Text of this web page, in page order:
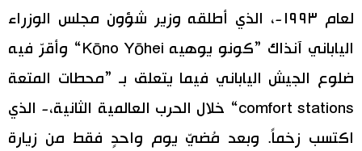
لعام ١٩٩٣-، الذي أطلقه وزير شؤون مجلس الوزراء
الياباني آنذاك ”كونو يوهيه Kōno Yōhei“ وأقرّ فيه
ضلوع الجيش الياباني فيما يتعلق بـ ”محطات المتعة
comfort stations“ خلال الحرب العالمية الثانية،- الذي
اكتسب زخماً. وبعد مُضيّ يوم واحدٍ فقط من زيارة